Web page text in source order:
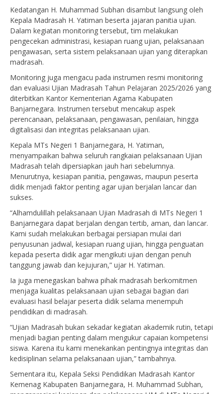
Kedatangan H. Muhammad Subhan disambut langsung oleh
Kepala Madrasah H. Yatiman beserta jajaran panitia ujian.
Dalam kegiatan monitoring tersebut, tim melakukan
pengecekan administrasi, kesiapan ruang ujian, pelaksanaan
pengawasan, serta sistem pelaksanaan ujian yang diterapkan
madrasah.
Monitoring juga mengacu pada instrumen resmi monitoring
dan evaluasi Ujian Madrasah Tahun Pelajaran 2025/2026 yang
diterbitkan Kantor Kementerian Agama Kabupaten
Banjarnegara. Instrumen tersebut mencakup aspek
perencanaan, pelaksanaan, pengawasan, penilaian, hingga
digitalisasi dan integritas pelaksanaan ujian.
Kepala MTs Negeri 1 Banjarnegara, H. Yatiman,
menyampaikan bahwa seluruh rangkaian pelaksanaan Ujian
Madrasah telah dipersiapkan jauh hari sebelumnya.
Menurutnya, kesiapan panitia, pengawas, maupun peserta
didik menjadi faktor penting agar ujian berjalan lancar dan
sukses.
“Alhamdulillah pelaksanaan Ujian Madrasah di MTs Negeri 1
Banjarnegara dapat berjalan dengan tertib, aman, dan lancar.
Kami sudah melakukan berbagai persiapan mulai dari
penyusunan jadwal, kesiapan ruang ujian, hingga penguatan
kepada peserta didik agar mengikuti ujian dengan penuh
tanggung jawab dan kejujuran,” ujar H. Yatiman.
Ia juga menegaskan bahwa pihak madrasah berkomitmen
menjaga kualitas pelaksanaan ujian sebagai bagian dari
evaluasi hasil belajar peserta didik selama menempuh
pendidikan di madrasah.
“Ujian Madrasah bukan sekadar kegiatan akademik rutin, tetapi
menjadi bagian penting dalam mengukur capaian kompetensi
siswa. Karena itu kami menekankan pentingnya integritas dan
kedisiplinan selama pelaksanaan ujian,” tambahnya.
Sementara itu, Kepala Seksi Pendidikan Madrasah Kantor
Kemenag Kabupaten Banjarnegara, H. Muhammad Subhan,